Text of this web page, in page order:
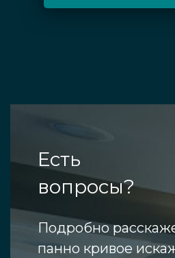
Есть
вопросы?
Подробно
панно кривое